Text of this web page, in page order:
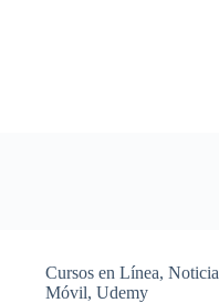
Cursos en Línea,Noticia
Móvil,Udemy